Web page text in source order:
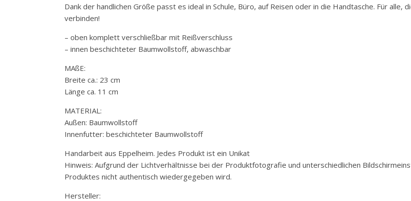
Dank der handlichen Größe passt es ideal in Schule, Büro, auf Reisen oder in die Handtasche. Für alle,
verbinden!
– oben komplett verschließbar mit Reißverschluss
– innen beschichteter Baumwollstoff, abwaschbar
MAßE:
Breite ca.: 23 cm
Länge ca. 11 cm
MATERIAL:
Außen: Baumwollstoff
Innenfutter: beschichteter Baumwollstoff
Handarbeit aus Eppelheim. Jedes Produkt ist ein Unikat
Hinweis: Aufgrund der Lichtverhältnisse bei der Produktfotografie und unterschiedlichen
Produktes nicht authentisch wiedergegeben wird.
Hersteller: